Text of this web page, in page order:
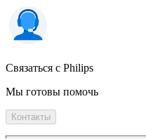
Связаться с Philips
Мы готовы помочь
Контакты